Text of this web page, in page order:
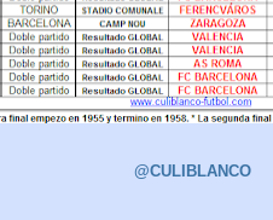
@CULIBLANCO